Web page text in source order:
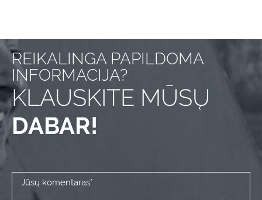
REIKALINGA PAPILDOMA
INFORMACIJA?
KLAUSKITE MŪSŲ
DABAR!